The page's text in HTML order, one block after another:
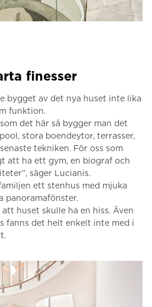
finesser
bygget av det nya huset inte lika
funktion.
det här så bygger man det
stora boendeytor, terrasser,
tekniken. För oss som
att ha ett gym, en biograf och
säger Lucianis.
ett stenhus med mjuka
panoramafönster.
huset skulle ha en hiss. Även
fanns det helt enkelt inte med i